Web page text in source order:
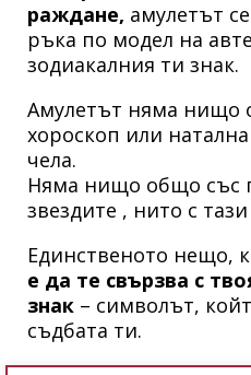
раждане, амулетът
ръка по модел на
зодиакалния ти знак.
Амулетът няма нищо
хороскоп или
чела.
Няма нищо общо със
звездите , нито с
Единственото нещо,
е да те свързва с
знак – символът,
съдбата ти.